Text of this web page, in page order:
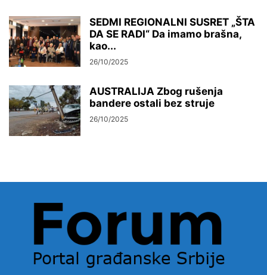
SEDMI REGIONALNI SUSRET „ŠTA
DA SE RADI“ Da imamo brašna,
kao...
26/10/2025
AUSTRALIJA Zbog rušenja
bandere ostali bez struje
26/10/2025